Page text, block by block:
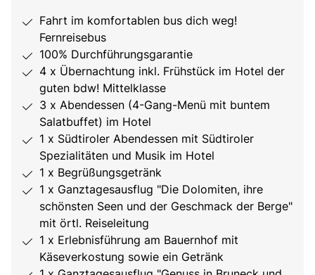
Fahrt im komfortablen bus dich weg!
Fernreisebus
100% Durchführungsgarantie
4 x Übernachtung inkl. Frühstück im Hotel der
guten bdw! Mittelklasse
3 x Abendessen (4-Gang-Menü mit buntem
Salatbuffet) im Hotel
1 x Südtiroler Abendessen mit Südtiroler
Spezialitäten und Musik im Hotel
1 x Begrüßungsgetränk
1 x Ganztagesausflug "Die Dolomiten, ihre
schönsten Seen und der Geschmack der Berge"
mit örtl. Reiseleitung
1 x Erlebnisführung am Bauernhof mit
Käseverkostung sowie ein Getränk